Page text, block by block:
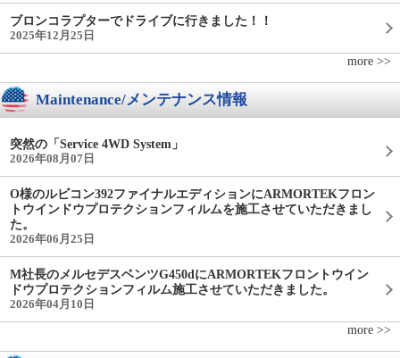
ブロンコラプターでドライブに行きました！！
2025年12月25日
more >>
Maintenance/メンテナンス情報
突然の「Service 4WD System」
2026年08月07日
O様のルビコン392ファイナルエディションにARMORTEKフロン
トウインドウプロテクションフィルムを施工させていただきまし
た。
2026年06月25日
M社長のメルセデスベンツG450dにARMORTEKフロントウイン
ドウプロテクションフィルム施工させていただきました。
2026年04月10日
more >>